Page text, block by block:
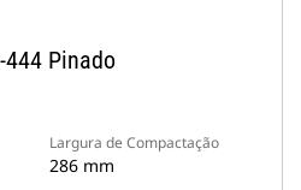
Pinado
Largura de Compactação
286 mm